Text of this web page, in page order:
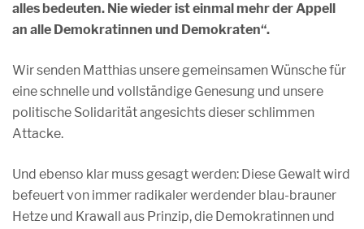
alles bedeuten. Nie wieder ist einmal mehr der Appell
an alle Demokratinnen und Demokraten“.
Wir senden Matthias unsere gemeinsamen Wünsche für
eine schnelle und vollständige Genesung und unsere
politische Solidarität angesichts dieser schlimmen
Attacke.
Und ebenso klar muss gesagt werden: Diese Gewalt wird
befeuert von immer radikaler werdender blau-brauner
Hetze und Krawall aus Prinzip, die Demokratinnen und